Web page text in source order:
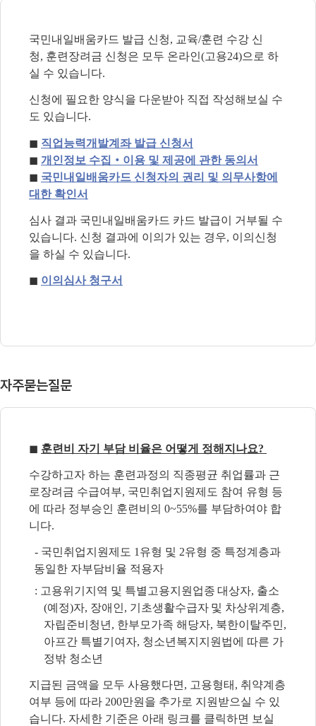
국민내일배움카드 발급 신청, 교육/훈련 수강 신
청, 훈련장려금 신청은 모두 온라인(고용24)으로 하
실 수 있습니다.
신청에 필요한 양식을 다운받아 직접 작성해보실 수
도 있습니다.
◼ 직업능력개발계좌 발급 신청서
◼ 개인정보 수집 ‧ 이용 및 제공에 관한 동의서
◼ 국민내일배움카드 신청자의 권리 및 의무사항에
대한 확인서
심사 결과 국민내일배움카드 카드 발급이 거부될 수
있습니다. 신청 결과에 이의가 있는 경우, 이의신청
을 하실 수 있습니다.
◼ 이의심사 청구서
자주묻는질문
◼ 훈련비 자기 부담 비율은 어떻게 정해지나요?
수강하고자 하는 훈련과정의 직종평균 취업률과 근
로장려금 수급여부, 국민취업지원제도 참여 유형 등
에 따라 정부승인 훈련비의 0~55%를 부담하여야 합
니다.
- 국민취업지원제도 1유형 및 2유형 중 특정계층과
동일한 자부담비율 적용자
: 고용위기지역 및 특별고용지원업종 대상자, 출소
(예정)자, 장애인, 기초생활수급자 및 차상위계층,
자립준비청년, 한부모가족 해당자, 북한이탈주민,
아프간 특별기여자, 청소년복지지원법에 따른 가
정밖 청소년
지급된 금액을 모두 사용했다면, 고용형태, 취약계층
여부 등에 따라 200만원을 추가로 지원받으실 수 있
습니다. 자세한 기준은 아래 링크를 클릭하면 보실